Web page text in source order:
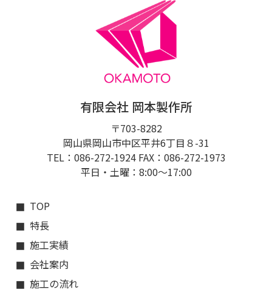
有限会社 岡本製作所
〒703-8282
岡山県岡山市中区平井6丁目８-31
TEL：086-272-1924 FAX：086-272-1973
平日・土曜：8:00〜17:00
TOP
特長
施工実績
会社案内
施工の流れ